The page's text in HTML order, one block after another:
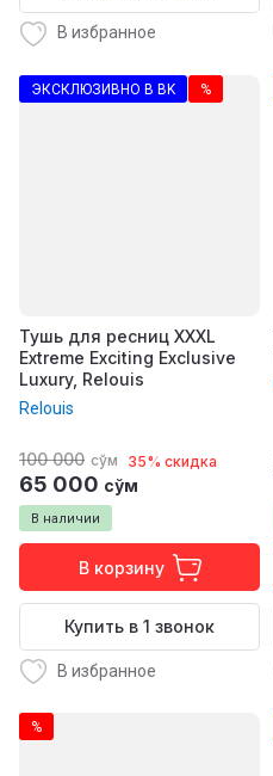
В избранное
ЭКСКЛЮЗИВНО В BK %
Тушь для ресниц XXXL
Extreme Exciting Exclusive
Luxury, Relouis
Relouis
В наличии
100 000 сўм 35% скидка
65 000 сўм
В корзину
Купить в 1 звонок
В избранное
%